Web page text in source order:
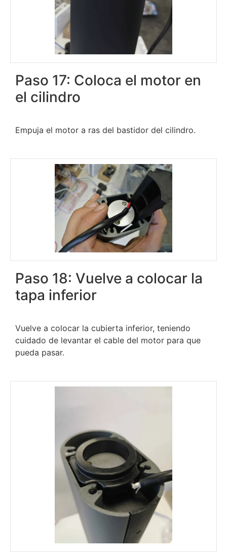
Paso 17: Coloca el motor en
el cilindro
Empuja el motor a ras del bastidor del cilindro.
Paso 18: Vuelve a colocar la
tapa inferior
Vuelve a colocar la cubierta inferior, teniendo
cuidado de levantar el cable del motor para que
pueda pasar.